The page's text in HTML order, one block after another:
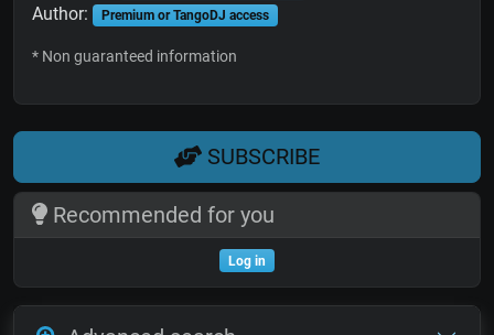
Author: Premium or TangoDJ access
* Non guaranteed information
SUBSCRIBE
Recommended for you
Log in